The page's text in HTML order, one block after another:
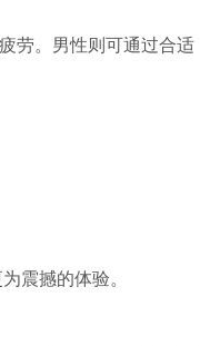
劳。男性则可通过合适
震撼的体验。